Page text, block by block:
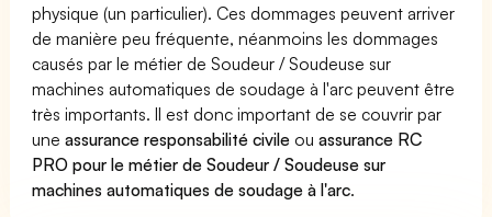
physique (un particulier). Ces dommages peuvent arriver
de manière peu fréquente, néanmoins les dommages
causés par le métier de Soudeur / Soudeuse sur
machines automatiques de soudage à l'arc peuvent être
très importants. Il est donc important de se couvrir par
uneassurance responsabilité civile ouassurance RC
PRO pour le métier de Soudeur / Soudeuse sur
machines automatiques de soudage à l'arc.